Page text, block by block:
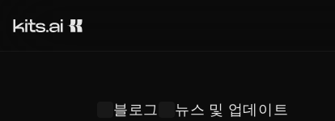
블로그 뉴스 및 업데이트